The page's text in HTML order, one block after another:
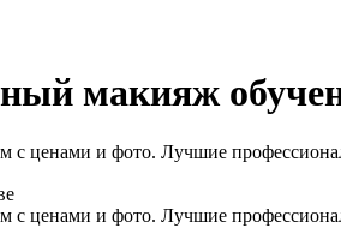
макияж
ценами и фото. Лучшие
ценами и фото. Лучшие